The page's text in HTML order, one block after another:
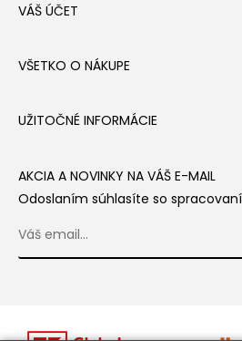
VÁŠ ÚČET
VŠETKO O NÁKUPE
UŽITOČNÉ INFORMÁCIE
AKCIA A NOVINKY NA VÁŠ E-MAIL
Odoslaním súhlasíte so